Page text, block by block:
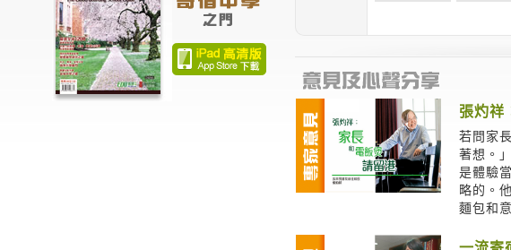
張灼祥
若問家
著想。
是體驗
略的。
麵包和